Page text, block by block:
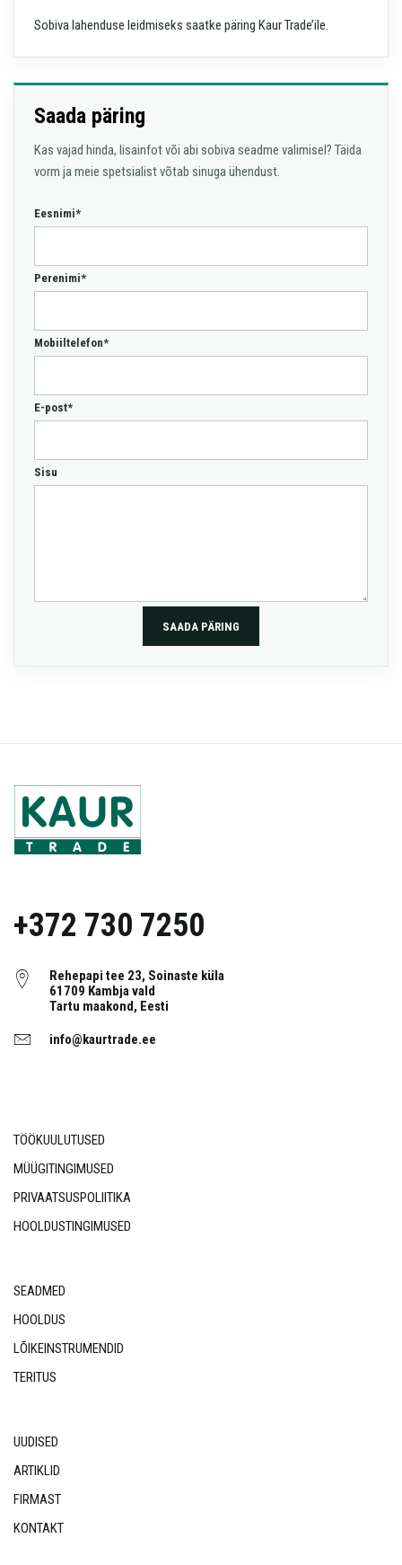
Sobiva lahenduse leidmiseks saatke päring Kaur Trade’ile.
Saada päring
Kas vajad hinda, lisainfot või abi sobiva seadme valimisel? Täida
vorm ja meie spetsialist võtab sinuga ühendust.
Eesnimi*
Perenimi*
Mobiiltelefon*
E-post*
Sisu
+372 730 7250
Rehepapi tee 23, Soinaste küla
61709 Kambja vald
Tartu maakond, Eesti
info@kaurtrade.ee
TÖÖKUULUTUSED
MÜÜGITINGIMUSED
PRIVAATSUSPOLIITIKA
HOOLDUSTINGIMUSED
SEADMED
HOOLDUS
LÕIKEINSTRUMENDID
TERITUS
UUDISED
ARTIKLID
FIRMAST
KONTAKT